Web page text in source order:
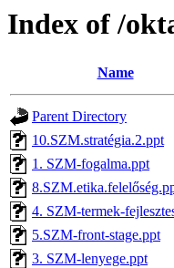
Index of /
Name
Parent Directory
10.SZM.stratégia.2.ppt
1. SZM-fogalma.ppt
4. SZM-termek-
5.SZM-front-stage.ppt
3. SZM-lenyege.ppt